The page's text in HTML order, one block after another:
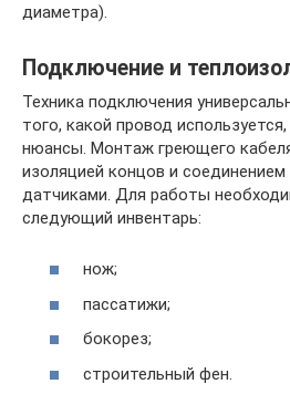
диаметра).
Подключение и
Техника подключения
того, какой провод
нюансы. Монтаж греющего
изоляцией концов и соединением
датчиками. Для работы
следующий инвентарь:
нож;
пассатижи;
бокорез;
строительный фен.